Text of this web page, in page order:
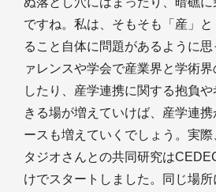
ですね。私は、そもそも「産」と
ること自体に問題があるように
ァレンスや学会で産業界と学術
したり、産学連携に関する抱負
きる場が増えていけば、産学連
ースも増えていくでしょう。実
タジオさんとの共同研究は
けでスタートしました。同じ場所